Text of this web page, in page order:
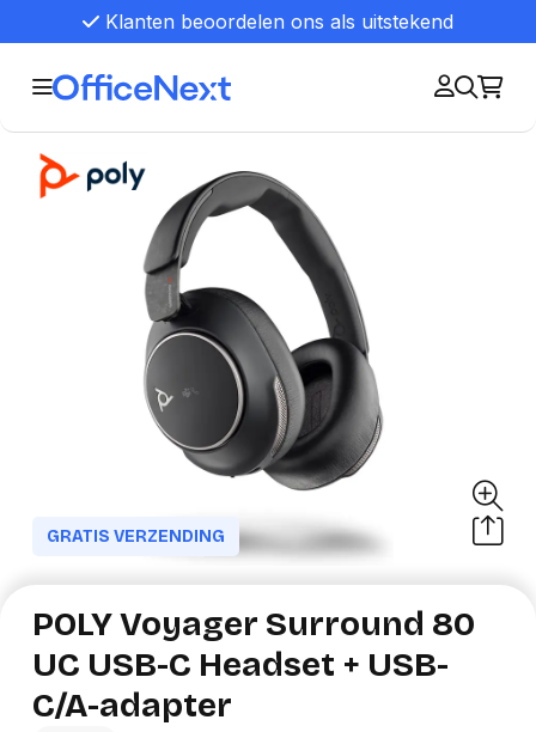
Klanten beoordelen ons als uitstekend
GRATIS VERZENDING
POLY Voyager Surround 80
UC USB-C Headset + USB-
C/A-adapter